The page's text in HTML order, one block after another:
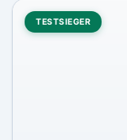
TESTSIEGER